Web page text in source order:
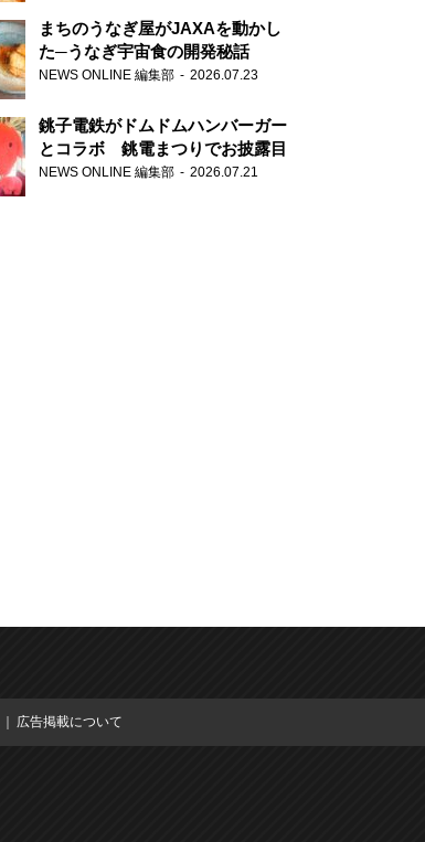
まちのうなぎ屋がJAXAを動かし
た─うなぎ宇宙食の開発秘話
NEWS ONLINE 編集部 2026.07.23
銚子電鉄がドムドムハンバーガー
とコラボ 銚電まつりでお披露目
NEWS ONLINE 編集部 2026.07.21
広告掲載について